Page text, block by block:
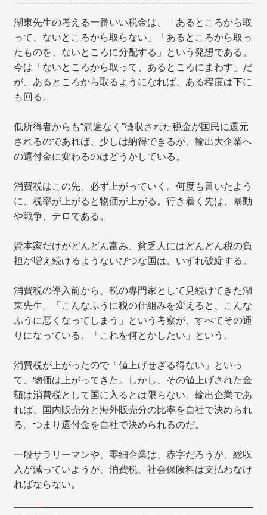
湖東先生の考える一番いい税金は、「あるところから取
って、ないところから取らない」「あるところから取っ
たものを、ないところに分配する」という発想である。
今は「ないところから取って、あるところにまわす」だ
が、あるところから取るようになれば、ある程度は下に
も回る。
低所得者からも“満遍なく”徴収された税金が国民に還元
されるのであれば、少しは納得できるが、輸出大企業へ
の還付金に変わるのはどうかしている。
消費税はこの先、必ず上がっていく。何度も書いたよう
に、税率が上がると物価が上がる。行き着く先は、暴動
や戦争、テロである。
資本家だけがどんどん富み、貧乏人にはどんどん税の負
担が増え続けるようないびつな国は、いずれ破綻する。
消費税の導入前から、税の専門家として見続けてきた湖
東先生。「こんなふうに税の仕組みを変えると、こんな
ふうに悪くなってしまう」という考察が、すべてその通
りになっている。「これを何とかしたい」という。
消費税が上がったので「値上げせざる得ない」といっ
て、物価は上がってきた。しかし、その値上げされた金
額は消費税として国に入るとは限らない。輸出企業であ
れば、国内販売分と海外販売分の比率を自社で決められ
る。つまり還付金を自社で決められるのだ。
一般サラリーマンや、零細企業は、赤字だろうが、総収
入が減っていようが、消費税、社会保険料は支払わなけ
ればならない。